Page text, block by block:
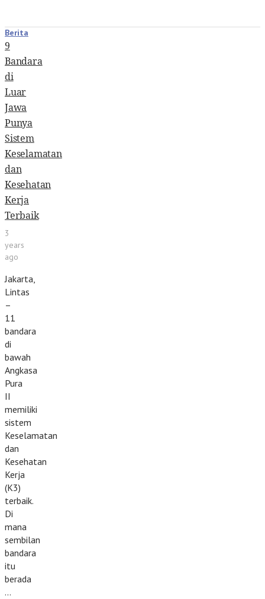
Berita
9
Bandara
di
Luar
Jawa
Punya
Sistem
Keselamatan
dan
Kesehatan
Kerja
Terbaik
3
years
ago
Jakarta,
Lintas
–
11
bandara
di
bawah
Angkasa
Pura
II
memiliki
sistem
Keselamatan
dan
Kesehatan
Kerja
(K3)
terbaik.
Di
mana
sembilan
bandara
itu
berada
…